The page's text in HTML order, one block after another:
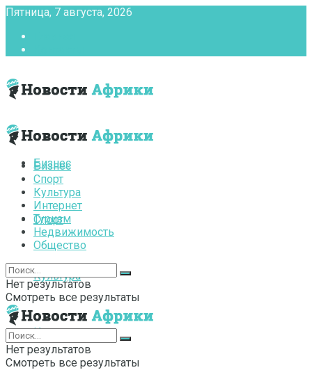
Пятница, 7 августа, 2026
Бизнес
Спорт
Культура
Интернет
Бизнес
Спорт
Культура
Интернет
Туризм
Недвижимость
Общество
Нет результатов
Смотреть все результаты
Нет результатов
Смотреть все результаты